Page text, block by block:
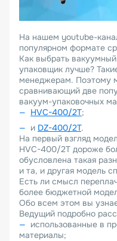
На нашем youtube-
популярном формате
Как выбрать
упаковщик лучше?
менеджерам. Поэтому
сравнивающий две
вакуум-упаковочных
HVC-400/2T;
и DZ-400/2T.
На первый взгляд
HVC-400/2T дороже
обусловлена такая
и та, и другая модель
Есть ли смысл
более бюджетной
Обо всем этом вы
Ведущий подробно
использованные в
материалы;